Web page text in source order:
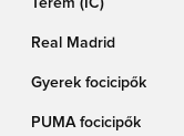
Real Madrid
Gyerek focicipők
PUMA focicipők